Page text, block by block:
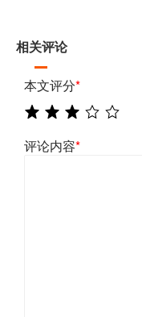
相关评论
本文评分*
评论内容*